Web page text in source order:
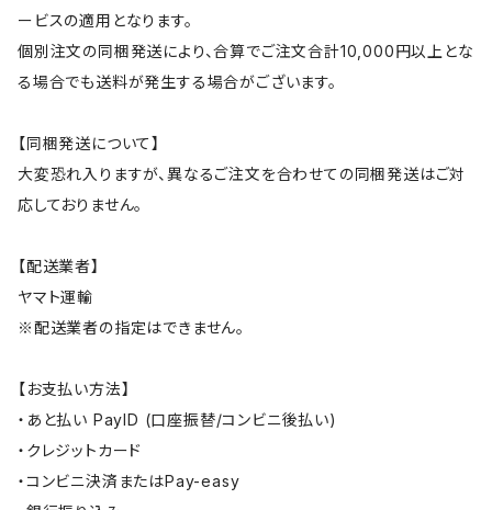
ービスの適用となります。
個別注文の同梱発送により、合算でご注文合計10,000円以上とな
る場合でも送料が発生する場合がございます。
【同梱発送について】
大変恐れ入りますが、異なるご注文を合わせての同梱発送はご対
応しておりません。
【配送業者】
ヤマト運輸
※配送業者の指定はできません。
【お支払い方法】
・あと払い PayID (口座振替/コンビニ後払い)
・クレジットカード
・コンビニ決済またはPay-easy